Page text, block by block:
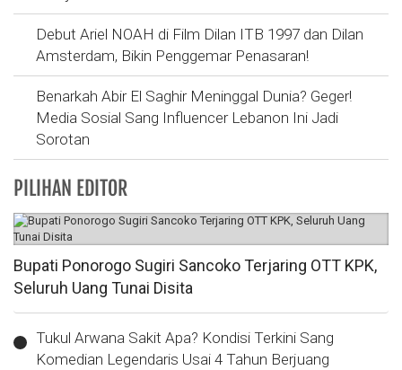
Debut Ariel NOAH di Film Dilan ITB 1997 dan Dilan
Amsterdam, Bikin Penggemar Penasaran!
Benarkah Abir El Saghir Meninggal Dunia? Geger!
Media Sosial Sang Influencer Lebanon Ini Jadi
Sorotan
PILIHAN EDITOR
Bupati Ponorogo Sugiri Sancoko Terjaring OTT KPK,
Seluruh Uang Tunai Disita
Tukul Arwana Sakit Apa? Kondisi Terkini Sang
Komedian Legendaris Usai 4 Tahun Berjuang